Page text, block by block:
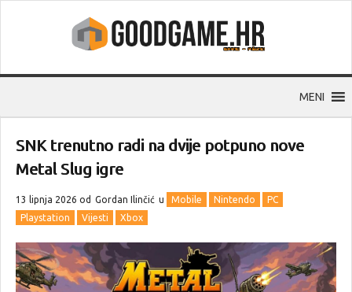
MENI
SNK trenutno radi na dvije potpuno nove
Metal Slug igre
13 lipnja 2026 od Gordan Ilinčić u Mobile Nintendo
PC
Playstation
Vijesti Xbox